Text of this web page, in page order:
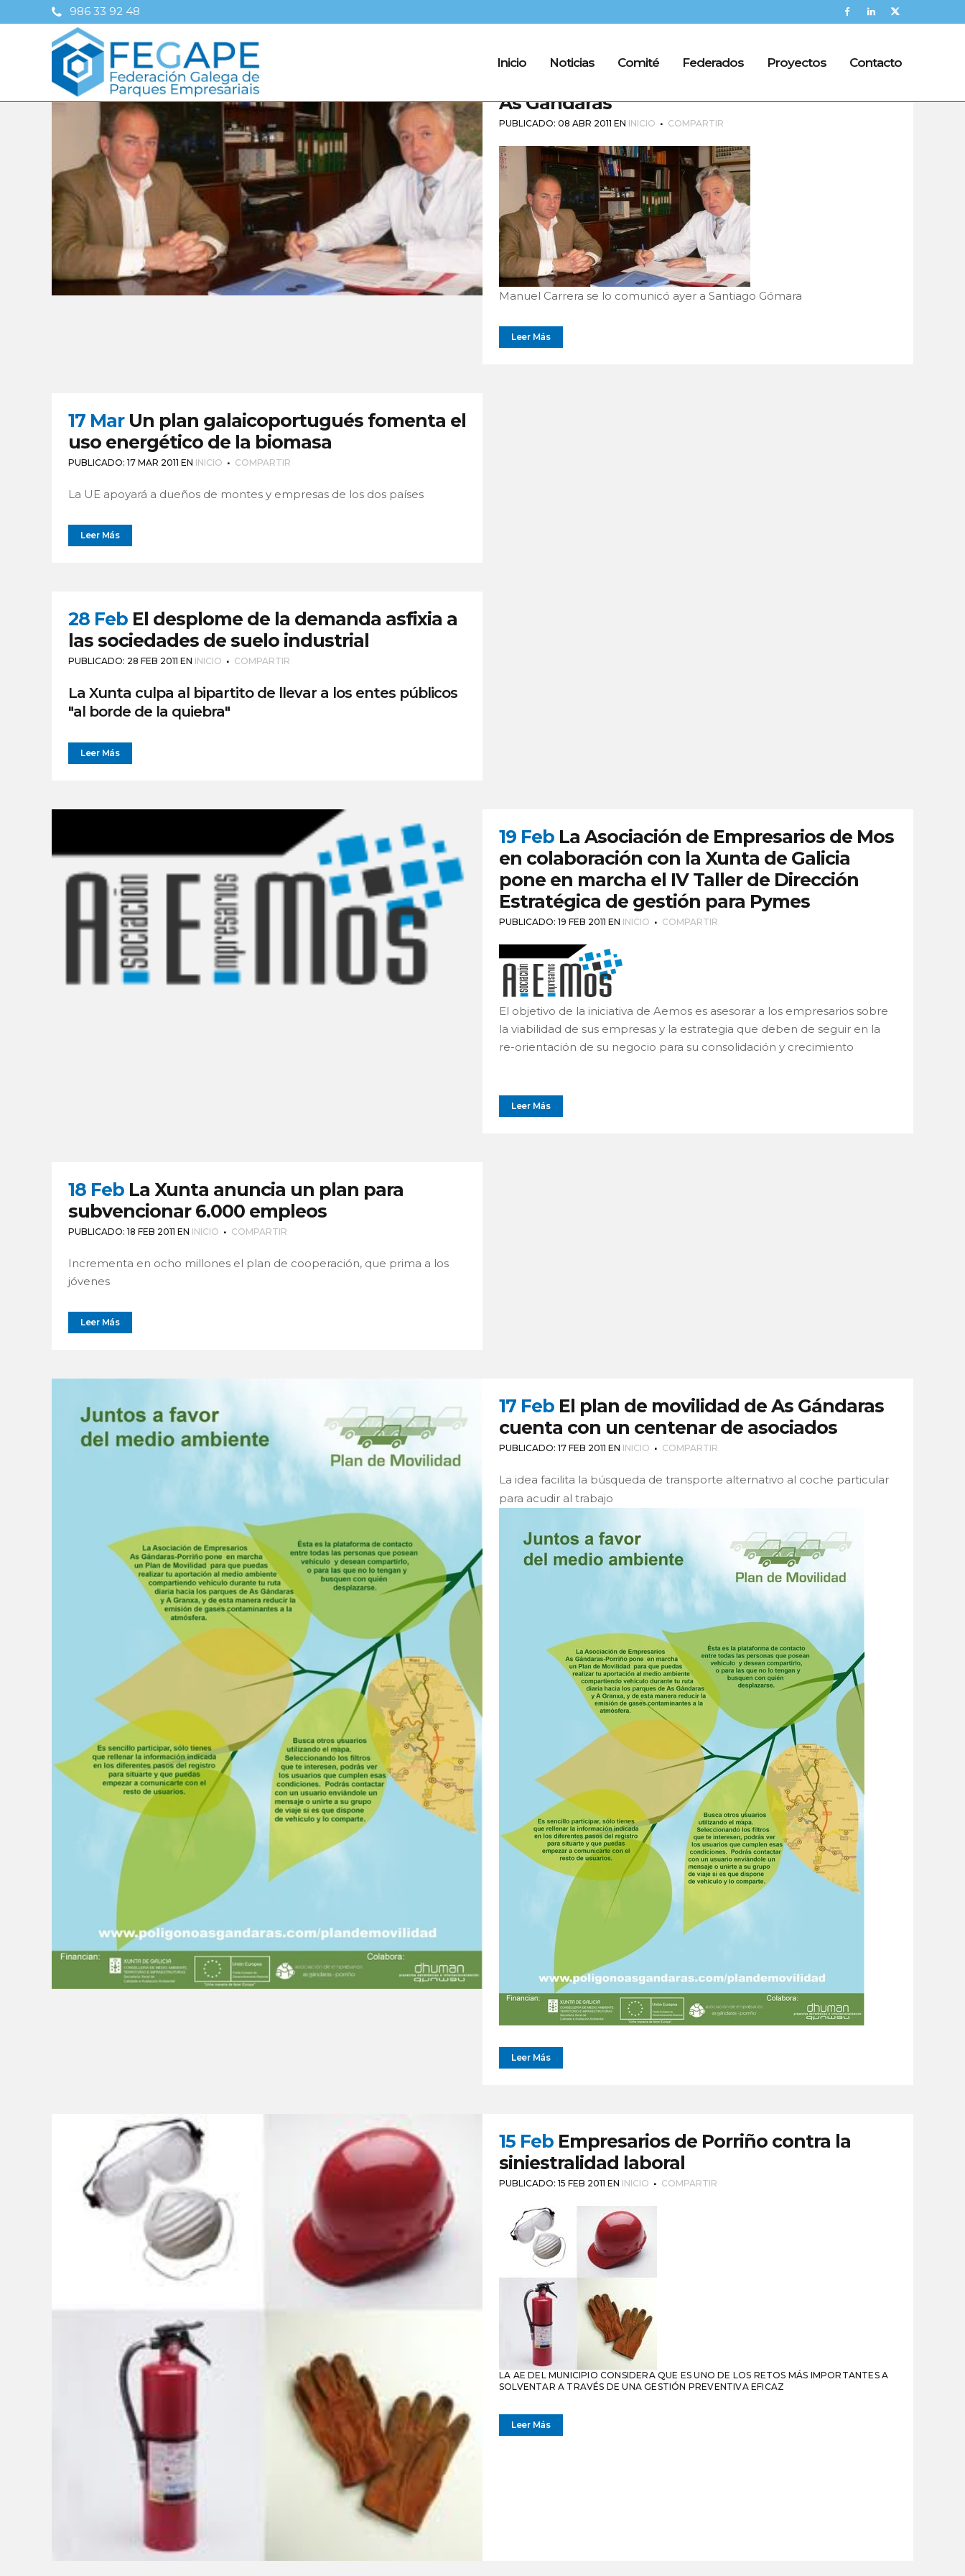
986 33 92 48
Inicio Noticias Comité Federados Proyectos Contacto
As Gándaras
PUBLICADO: 08 ABR 2011 EN INICIO COMPARTIR
Manuel Carrera se lo comunicó ayer a Santiago Gómara
Leer Más
17 Mar Un plan galaicoportugués fomenta el
uso energético de la biomasa
PUBLICADO: 17 MAR 2011 EN INICIO COMPARTIR
La UE apoyará a dueños de montes y empresas de los dos países
Leer Más
28 Feb El desplome de la demanda asfixia a
las sociedades de suelo industrial
PUBLICADO: 28 FEB 2011 EN INICIO COMPARTIR
La Xunta culpa al bipartito de llevar a los entes públicos
"al borde de la quiebra"
Leer Más
19 Feb La Asociación de Empresarios de Mos
en colaboración con la Xunta de Galicia
pone en marcha el IV Taller de Dirección
Estratégica de gestión para Pymes
PUBLICADO: 19 FEB 2011 EN INICIO COMPARTIR
El objetivo de la iniciativa de Aemos es asesorar a los empresarios sobre
la viabilidad de sus empresas y la estrategia que deben de seguir en la
re-orientación de su negocio para su consolidación y crecimiento
Leer Más
18 Feb La Xunta anuncia un plan para
subvencionar 6.000 empleos
PUBLICADO: 18 FEB 2011 EN INICIO COMPARTIR
Incrementa en ocho millones el plan de cooperación, que prima a los
jóvenes
Leer Más
17 Feb El plan de movilidad de As Gándaras
cuenta con un centenar de asociados
PUBLICADO: 17 FEB 2011 EN INICIO COMPARTIR
La idea facilita la búsqueda de transporte alternativo al coche particular
para acudir al trabajo
Leer Más
15 Feb Empresarios de Porriño contra la
siniestralidad laboral
PUBLICADO: 15 FEB 2011 EN INICIO COMPARTIR
LA AE DEL MUNICIPIO CONSIDERA QUE ES UNO DE LOS RETOS MÁS IMPORTANTES A
SOLVENTAR A TRAVÉS DE UNA GESTIÓN PREVENTIVA EFICAZ
Leer Más